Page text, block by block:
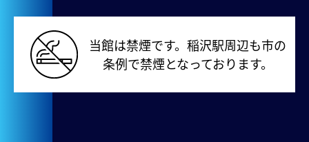
当館は禁煙です。稲沢駅周辺も市の
条例で禁煙となっております。